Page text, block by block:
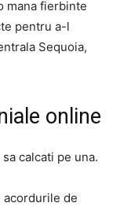
mana fierbinte
pentru a-l
Sequoia,
online
calcati pe una.
acordurile de